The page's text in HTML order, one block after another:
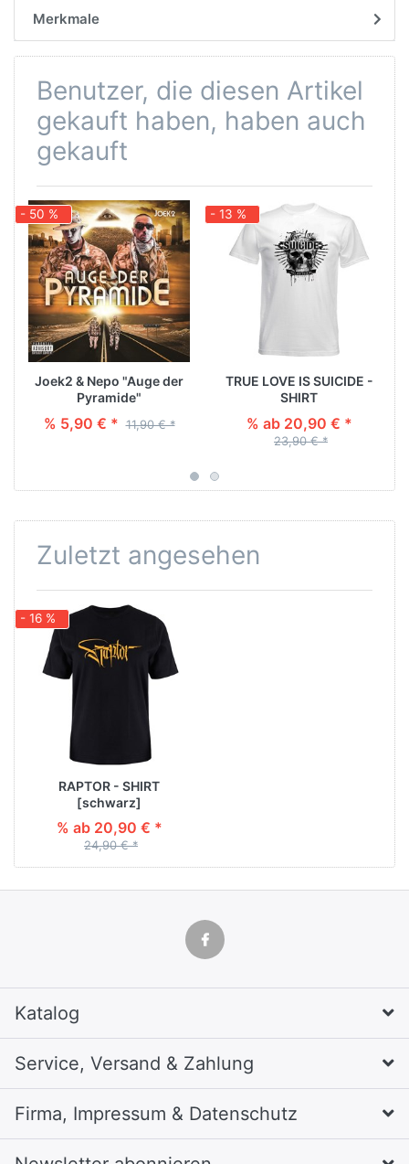
Merkmale
Benutzer, die diesen Artikel
gekauft haben, haben auch
gekauft
- 50 %
Joek2 & Nepo "Auge der
Pyramide"
% 5,90 € * 11,90 € *
- 13 %
TRUE LOVE IS SUICIDE -
SHIRT
% ab 20,90 € *
23,90 € *
Zuletzt angesehen
- 16 %
RAPTOR - SHIRT
[schwarz]
% ab 20,90 € *
24,90 € *
Katalog
Service, Versand & Zahlung
Firma, Impressum & Datenschutz